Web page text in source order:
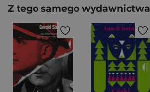
Z tego samego wydawnictwa